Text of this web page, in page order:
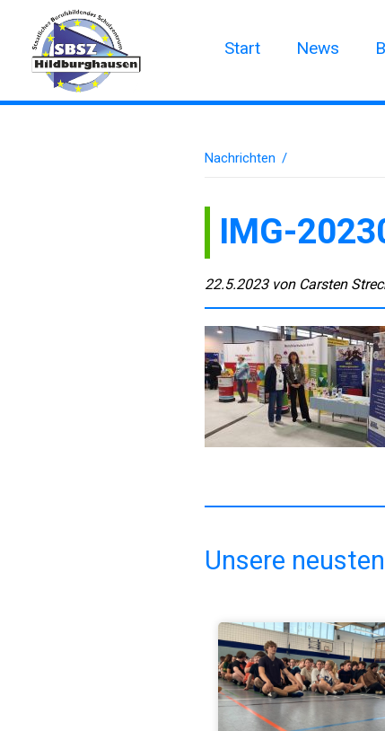
Start News
Nachrichten /
IMG-
22.5.2023 von Carsten
Unsere